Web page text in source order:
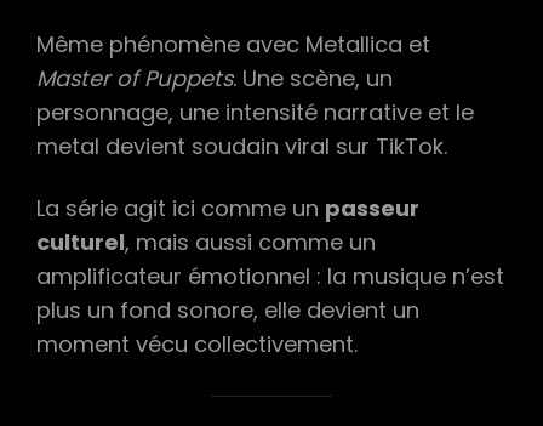
Même phénomène avec Metallica et
Master of Puppets. Une scène, un
personnage, une intensité narrative et le
metal devient soudain viral sur TikTok.
La série agit ici comme un passeur
culturel, mais aussi comme un
amplificateur émotionnel : la musique n’est
plus un fond sonore, elle devient un
moment vécu collectivement.